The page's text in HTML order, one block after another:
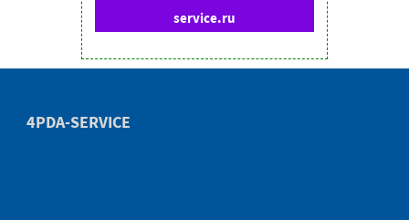
service.ru
4PDA-SERVICE